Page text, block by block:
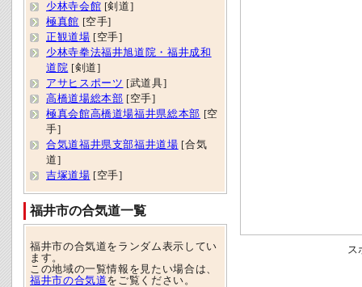
ス
少林寺会館 [剣道]
極真館 [空手]
正観道場 [空手]
少林寺拳法福井旭道院・福井成和
道院 [剣道]
アサヒスポーツ [武道具]
高橋道場総本部 [空手]
極真会館高橋道場福井県総本部 [空
手]
合気道福井県支部福井道場 [合気
道]
吉塚道場 [空手]
福井市の合気道一覧
福井市の合気道をランダム表示してい
ます。
この地域の一覧情報を見たい場合は、
福井市の合気道をご覧ください。